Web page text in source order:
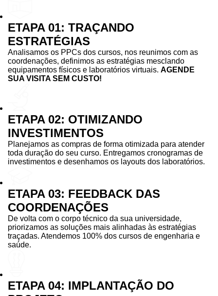
ETAPA 01: TRAÇANDO
ESTRATÉGIAS
Analisamos os PPCs dos cursos, nos reunimos com as
coordenações, definimos as estratégias mesclando
equipamentos físicos e laboratórios virtuais. AGENDE
SUA VISITA SEM CUSTO!
ETAPA 02: OTIMIZANDO
INVESTIMENTOS
Planejamos as compras de forma otimizada para atender
toda duração do seu curso. Entregamos cronogramas de
investimentos e desenhamos os layouts dos laboratórios.
ETAPA 03: FEEDBACK DAS
COORDENAÇÕES
De volta com o corpo técnico da sua universidade,
priorizamos as soluções mais alinhadas às estratégias
traçadas. Atendemos 100% dos cursos de engenharia e
saúde.
ETAPA 04: IMPLANTAÇÃO DO